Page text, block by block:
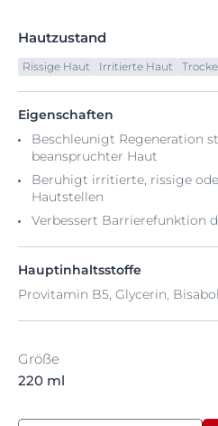
Hautzustand
Rissige Haut Irritierte Haut
Eigenschaften
Beschleunigt Regeneration
beanspruchter Haut
Beruhigt irritierte, rissige
Hautstellen
Verbessert Barrierefunktion
Hauptinhaltsstoffe
Provitamin B5, Glycerin,
Größe
220 ml